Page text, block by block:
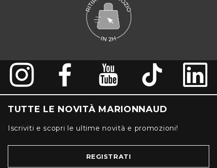
TUTTE LE NOVITÀ MARIONNAUD
Iscriviti e scopri le ultime novità e promozioni!
REGISTRATI